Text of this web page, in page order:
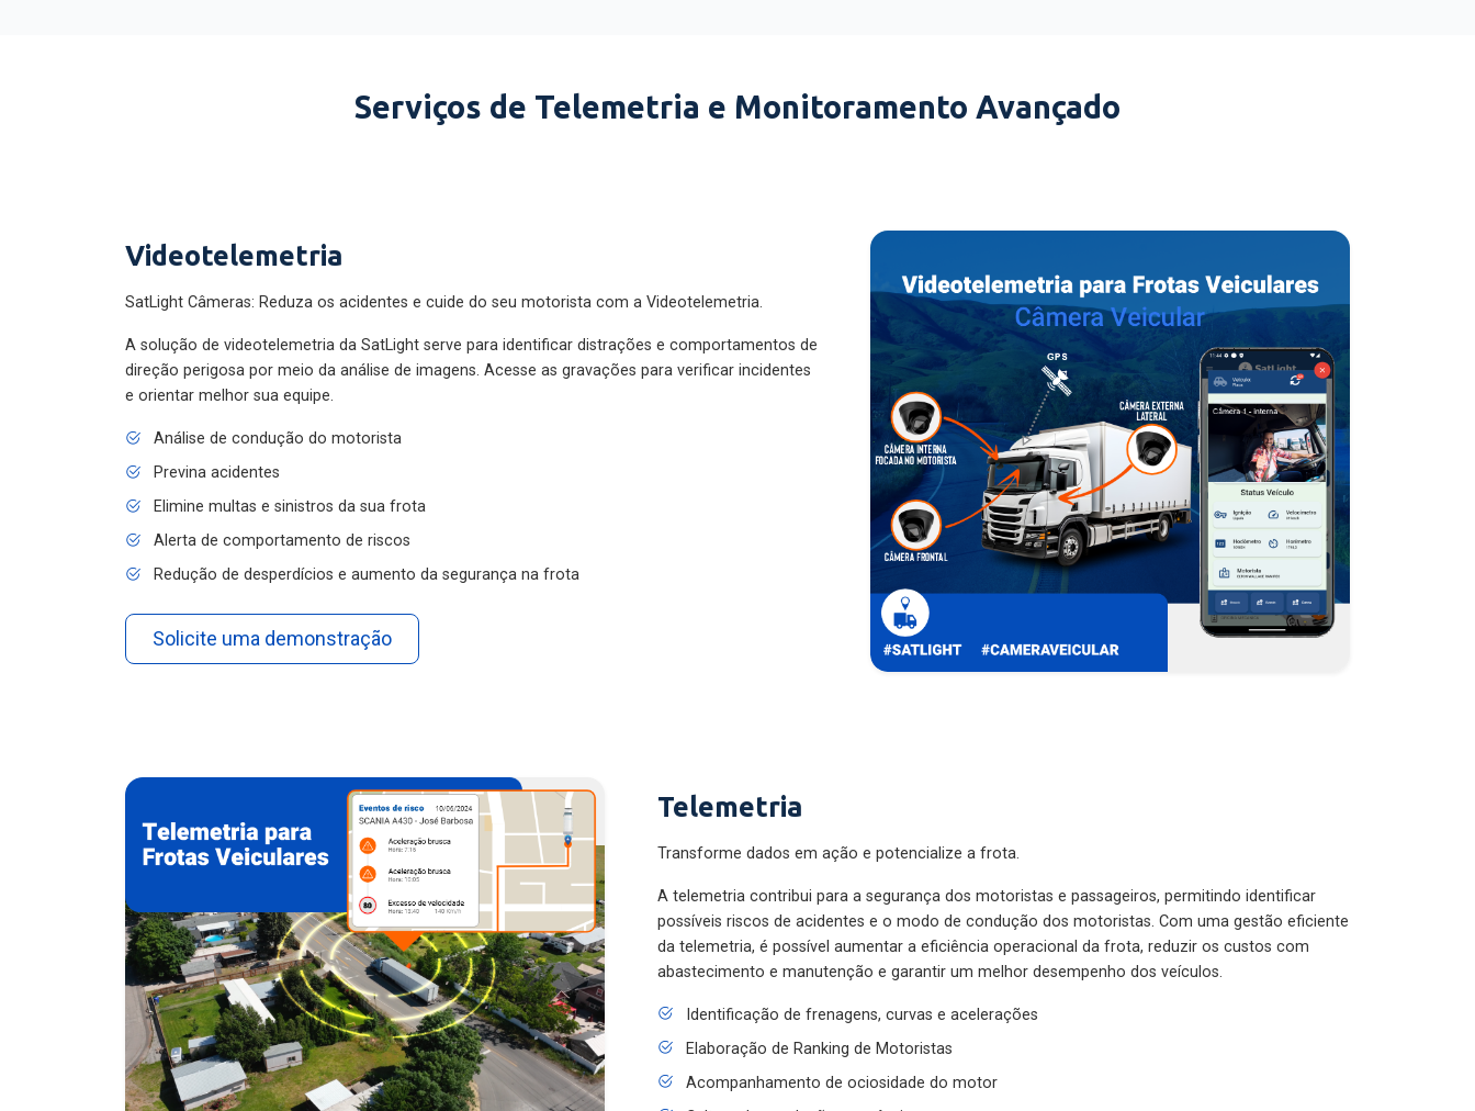
Serviços de Telemetria e Monitoramento Avançado
Videotelemetria
SatLight Câmeras: Reduza os acidentes e cuide do seu motorista com a Videotelemetria.
A solução de videotelemetria da SatLight serve para identificar distrações e comportamentos de
direção perigosa por meio da análise de imagens. Acesse as gravações para verificar incidentes
e orientar melhor sua equipe.
Análise de condução do motorista
Previna acidentes
Elimine multas e sinistros da sua frota
Alerta de comportamento de riscos
Redução de desperdícios e aumento da segurança na frota
Solicite uma demonstração
Telemetria
Transforme dados em ação e potencialize a frota.
A telemetria contribui para a segurança dos motoristas e passageiros, permitindo identificar
possíveis riscos de acidentes e o modo de condução dos motoristas. Com uma gestão eficiente
da telemetria, é possível aumentar a eficiência operacional da frota, reduzir os custos com
abastecimento e manutenção e garantir um melhor desempenho dos veículos.
Identificação de frenagens, curvas e acelerações
Elaboração de Ranking de Motoristas
Acompanhamento de ociosidade do motor
Cultura de condução econômica